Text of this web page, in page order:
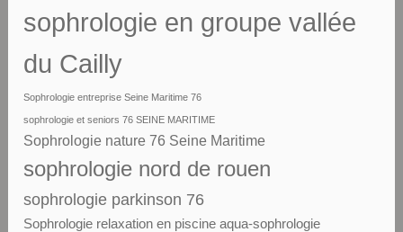
sophrologie en groupe vallée
du Cailly
Sophrologie entreprise Seine Maritime 76
sophrologie et seniors 76 SEINE MARITIME
Sophrologie nature 76 Seine Maritime
sophrologie nord de rouen
sophrologie parkinson 76
Sophrologie relaxation en piscine aqua-sophrologie